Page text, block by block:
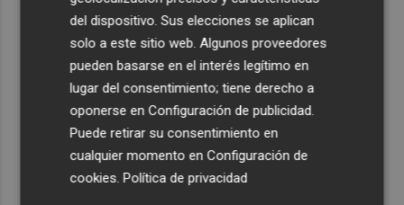
del dispositivo. Sus elecciones se aplican
solo a este sitio web. Algunos proveedores
pueden basarse en el interés legítimo en
lugar del consentimiento; tiene derecho a
oponerse enConfiguración de publicidad.
Puede retirar su consentimiento en
cualquier momento enConfiguración de
cookies.Política de privacidad